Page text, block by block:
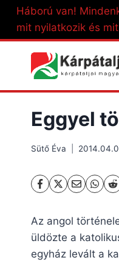
Skip
content
Háború van!
mit nyilatkozik és
Eggyel
Sütő Éva
Az angol
üldözte a
egyház levált a